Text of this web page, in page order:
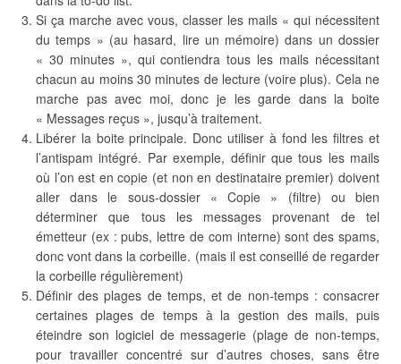
Si ça marche avec vous, classer les mails « qui nécessitent
du temps » (au hasard, lire un mémoire) dans un dossier
« 30 minutes », qui contiendra tous les mails nécessitant
chacun au moins 30 minutes de lecture (voire plus). Cela ne
marche pas avec moi, donc je les garde dans la boite
« Messages reçus », jusqu’à traitement.
Libérer la boite principale. Donc utiliser à fond les filtres et
l’antispam intégré. Par exemple, définir que tous les mails
où l’on est en copie (et non en destinataire premier) doivent
aller dans le sous-dossier « Copie » (filtre) ou bien
déterminer que tous les messages provenant de tel
émetteur (ex : pubs, lettre de com interne) sont des spams,
donc vont dans la corbeille. (mais il est conseillé de regarder
la corbeille régulièrement)
Définir des plages de temps, et de non-temps : consacrer
certaines plages de temps à la gestion des mails, puis
éteindre son logiciel de messagerie (plage de non-temps,
pour travailler concentré sur d’autres choses, sans être